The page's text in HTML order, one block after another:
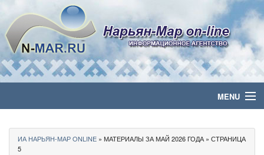
MENU
Политика
ИА НАРЬЯН-МАР ONLINE » МАТЕРИАЛЫ ЗА МАЙ 2026 ГОДА » СТРАНИЦА
5